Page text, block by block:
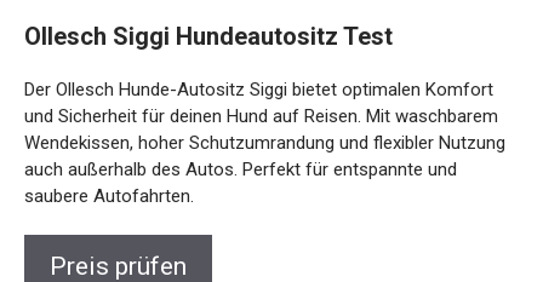
Ollesch Siggi Hundeautositz Test
Der Ollesch Hunde-Autositz Siggi bietet optimalen Komfort
und Sicherheit für deinen Hund auf Reisen. Mit waschbarem
Wendekissen, hoher Schutzumrandung und flexibler Nutzung
auch außerhalb des Autos. Perfekt für entspannte und
saubere Autofahrten.
Preis prüfen